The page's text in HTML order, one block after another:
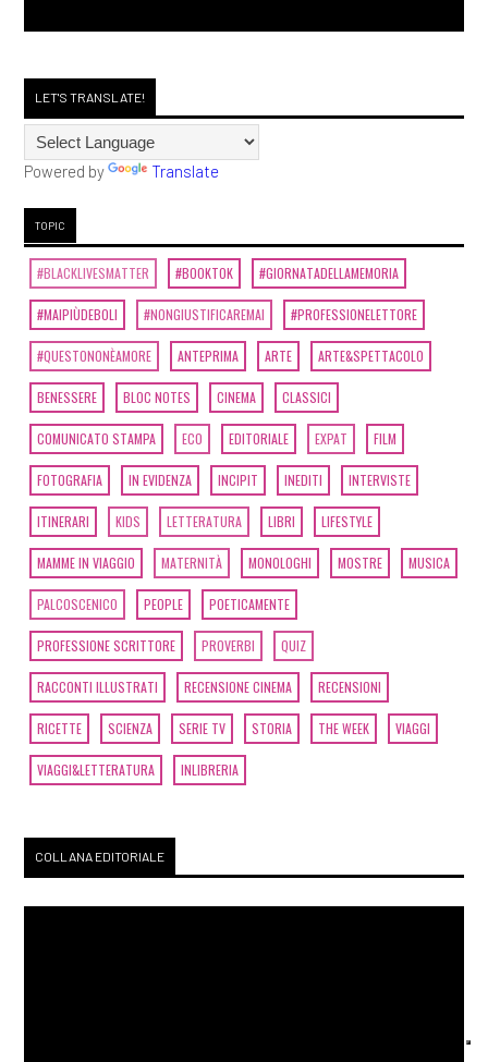
LET'S TRANSLATE!
Powered by Translate
TOPIC
#BLACKLIVESMATTER #BOOKTOK #GIORNATADELLAMEMORIA
#MAIPIÙDEBOLI #NONGIUSTIFICAREMAI #PROFESSIONELETTORE
#QUESTONONÈAMORE ANTEPRIMA ARTE ARTE&SPETTACOLO
BENESSERE BLOC NOTES CINEMA CLASSICI
COMUNICATO STAMPA ECO EDITORIALE EXPAT FILM
FOTOGRAFIA IN EVIDENZA INCIPIT INEDITI INTERVISTE
ITINERARI KIDS LETTERATURA LIBRI LIFESTYLE
MAMME IN VIAGGIO MATERNITÀ MONOLOGHI MOSTRE MUSICA
PALCOSCENICO PEOPLE POETICAMENTE
PROFESSIONE SCRITTORE PROVERBI QUIZ
RACCONTI ILLUSTRATI RECENSIONE CINEMA RECENSIONI
RICETTE SCIENZA SERIE TV STORIA THE WEEK VIAGGI
VIAGGI&LETTERATURA INLIBRERIA
COLLANA EDITORIALE